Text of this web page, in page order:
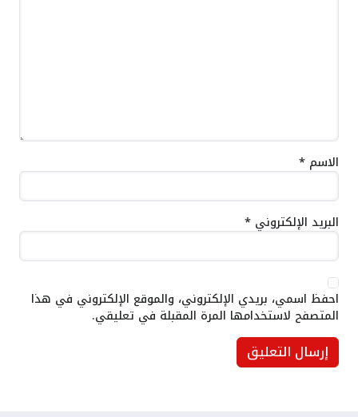
الاسم *
البريد الإلكتروني *
احفظ اسمي، بريدي الإلكتروني، والموقع الإلكتروني في هذا
المتصفح لاستخدامها المرة المقبلة في تعليقي.